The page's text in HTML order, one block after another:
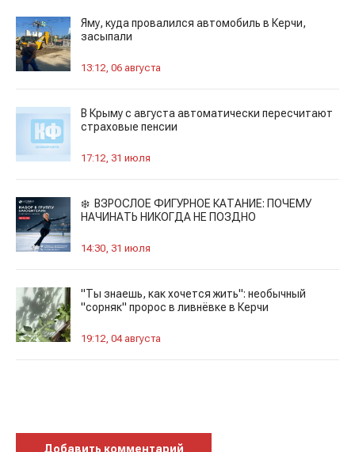
Яму, куда провалился автомобиль в Керчи,
засыпали
13:12, 06 августа
В Крыму с августа автоматически пересчитают
страховые пенсии
17:12, 31 июля
❄️ ВЗРОСЛОЕ ФИГУРНОЕ КАТАНИЕ: ПОЧЕМУ
НАЧИНАТЬ НИКОГДА НЕ ПОЗДНО
14:30, 31 июля
"Ты знаешь, как хочется жить": необычный
"сорняк" пророс в ливнёвке в Керчи
19:12, 04 августа
Добавить комментарий